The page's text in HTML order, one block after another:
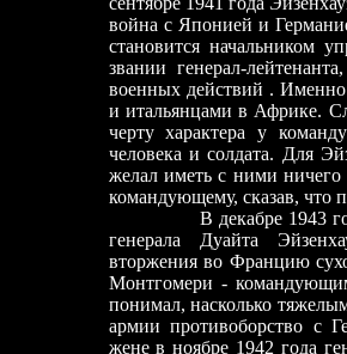
война с Японией и
становится начальником
звании генерал-
военных действий .
и итальянцами в Африке.
черту характера у
человека и солдата. Для
желал иметь с ними ничего
командующему, сказав, что
В декабре 1943 года на
генерала Дуайта
вторжения во Францию
Монтгомери -
понимал, насколько
армии противоборство с
жене в ноябре 1942 года